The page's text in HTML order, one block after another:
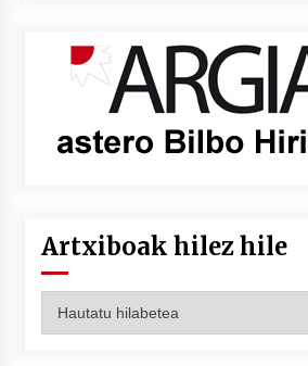
Artxiboak hilez hile
hilez